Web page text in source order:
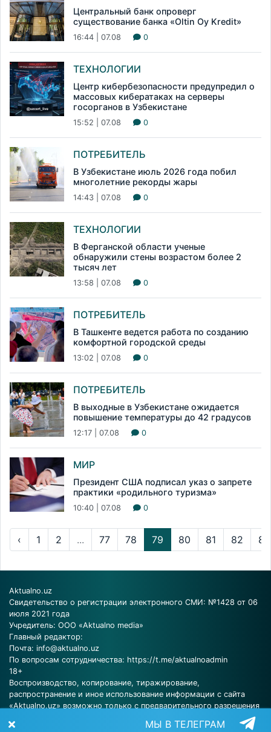
Центральный банк опроверг
существование банка «Oltin Oy Kredit»
16:44 | 07.08 0
ТЕХНОЛОГИИ
Центр кибербезопасности предупредил о
массовых кибератаках на серверы
госорганов в Узбекистане
15:52 | 07.08 0
ПОТРЕБИТЕЛЬ
В Узбекистане июль 2026 года побил
многолетние рекорды жары
14:43 | 07.08 0
ТЕХНОЛОГИИ
В Ферганской области ученые
обнаружили стены возрастом более 2
тысяч лет
13:58 | 07.08 0
ПОТРЕБИТЕЛЬ
В Ташкенте ведется работа по созданию
комфортной городской среды
13:02 | 07.08 0
ПОТРЕБИТЕЛЬ
В выходные в Узбекистане ожидается
повышение температуры до 42 градусов
12:17 | 07.08 0
МИР
Президент США подписал указ о запрете
практики «родильного туризма»
10:40 | 07.08 0
‹ 1 2 ... 77 78 79 80 81 82 83
Aktualno.uz
Свидетельство о регистрации электронного СМИ: №1428 от 06
июля 2021 года
Учредитель: ООО «Aktualno media»
Главный редактор:
Почта: info@aktualno.uz
По вопросам сотрудничества: https://t.me/aktualnoadmin
18+
Воспроизводство, копирование, тиражирование,
распространение и иное использование информации с сайта
«Aktualno.uz» возможно только с предварительного разрешения
МЫ В ТЕЛЕГРАМ